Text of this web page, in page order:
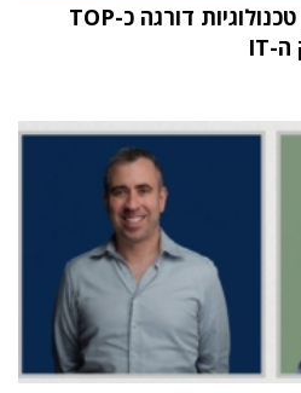
מחקר STKI השנתי: וואן טכנולוגיות דורגה כ-TOP